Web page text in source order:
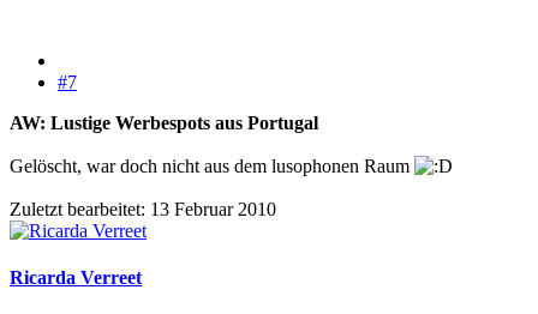
#7
AW: Lustige Werbespots aus Portugal
Gelöscht, war doch nicht aus dem lusophonen Raum
Zuletzt bearbeitet: 13 Februar 2010
Ricarda Verreet